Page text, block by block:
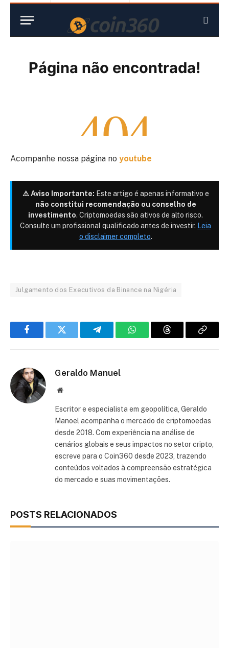
Acompanhe nossa página no youtube
⚠️ Aviso Importante: Este artigo é apenas informativo e
não constitui recomendação ou conselho de
investimento. Criptomoedas são ativos de alto risco.
Consulte um profissional qualificado antes de investir. Leia
o disclaimer completo.
Julgamento dos Executivos da Binance na Nigéria
FacebookTwitter TelegramWhatsAppThreads Copiar
Geraldo Manuel
Site
Escritor e especialista em geopolítica, Geraldo
Manoel acompanha o mercado de criptomoedas
desde 2018. Com experiência na análise de
cenários globais e seus impactos no setor cripto,
escreve para o Coin360 desde 2023, trazendo
conteúdos voltados à compreensão estratégica
do mercado e suas movimentações.
POSTS RELACIONADOS